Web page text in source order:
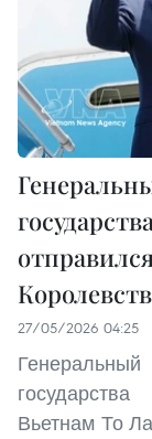
27/05/2026 04:25
Вьетнам То